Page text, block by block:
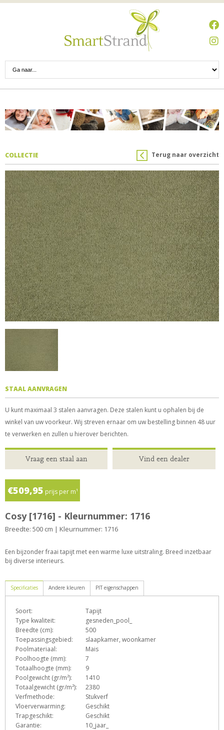
Terug naar overzicht
COLLECTIE
STAAL AANVRAGEN
U kunt maximaal 3 stalen aanvragen. Deze stalen kunt u ophalen bij de
winkel van uw voorkeur. Wij streven ernaar om uw bestelling binnen 48 uur
te verwerken en zullen u hierover berichten.
Vraag een staal aan Vind een dealer
€509,95 prijs per m¹
Cosy [1716] - Kleurnummer: 1716
Breedte: 500 cm | Kleurnummer: 1716
Een bijzonder fraai tapijt met een warme luxe uitstraling. Breed inzetbaar
bij diverse interieurs.
Specificaties
Soort:
Tapijt
Type kwaliteit:
gesneden_pool_
Breedte (cm):
500
Toepassingsgebied:
slaapkamer, woonkamer
Poolmateriaal:
Mais
Poolhoogte (mm):
7
Totaalhoogte (mm):
9
Poolgewicht (gr/m²):
1410
Totaalgewicht (gr/m²):
2380
Verfmethode:
Stukverf
Vloerverwarming:
Geschikt
Trapgeschikt:
Geschikt
Garantie:
10_jaar_
Andere kleuren PIT eigenschappen
D Ee
TZ